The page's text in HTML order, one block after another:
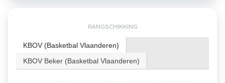
RANGSCHIKKING
KBOV (Basketbal Vlaanderen)
KBOV Beker (Basketbal Vlaanderen)